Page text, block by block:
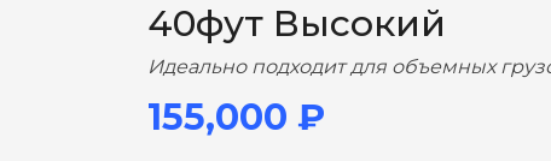
40фут Высокий
Идеально подходит для объемных
155,000 ₽